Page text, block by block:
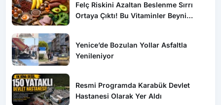
Felç Riskini Azaltan Beslenme Sırrı
Ortaya Çıktı! Bu Vitaminler Beyni
Yenice’de Bozulan Yollar Asfaltla
Yenileniyor
Resmi Programda Karabük Devlet
Hastanesi Olarak Yer Aldı